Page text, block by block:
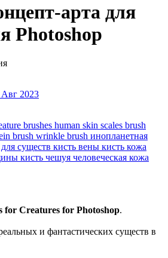
арта для
Photoshop
Авг 2023
brushes human skin scales brush
brush wrinkle brush инопланетная
существ кисть вены кисть кожа
кисть чешуя человеческая кожа
for Creatures for Photoshop.
и фантастических существ в